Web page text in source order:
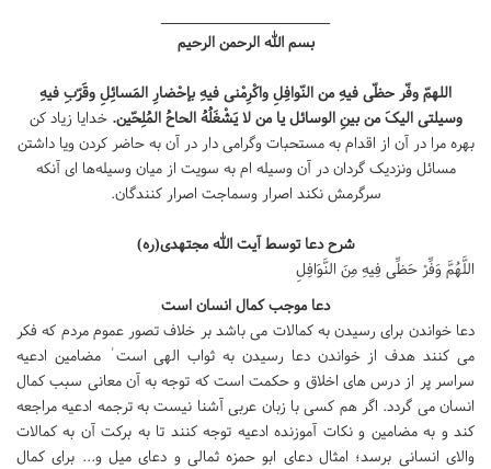
بسم الله الرحمن الرحیم
اللهمّ وفّر حظّی فیهِ من النّوافِلِ واکْرِمْنی فیهِ بإحْضارِ المَسائِلِ وقَرّبِ فیهِ
وسیلتی الیکَ من بینِ الوسائل یا من لا یَشْغَلُهُ الحاحُ المُلِحّین. خدایا زیاد کن
بهره مرا در آن از اقدام به مستحبات وگرامی دار در آن به حاضر کردن ویا داشتن
مسائل ونزدیک گردان در آن وسیله ام به سویت از میان وسیله‌ها ای آنکه
سرگرمش نکند اصرار وسماجت اصرار کنندگان.
شرح دعا توسط آیت الله مجتهدی(ره)
اللَّهُمَّ وَفِّرْ حَظِّی فِیهِ مِنَ النَّوَافِلِ
دعا موجب کمال انسان است
دعا خواندن برای رسیدن به کمالات می باشد بر خلاف تصور عموم مردم که فکر
می کنند هدف از خواندن دعا رسیدن به ثواب الهی است ٰ مضامین ادعیه
سراسر پر از درس های اخلاق و حکمت است که توجه به آن معانی سبب کمال
انسان می گردد. اگر هم کسی با زبان عربی آشنا نیست به ترجمه ادعیه مراجعه
کند و به مضامین و نکات آموزنده ادعیه توجه کنند تا به برکت آن به کمالات
والای انسانی برسد؛ امثال دعای ابو حمزه ثمالی و دعای میل و... برای کمال